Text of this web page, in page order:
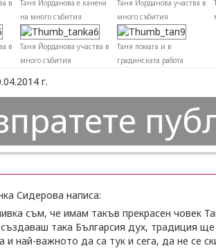
в
Таня Йорданова е канена
на много събития
Таня Йорданова участва в
много събития
в
Таня Йорданова участва в
много събития
Таня помага и в
градинската работа
г.
Сидерова написа:
съм, че имам такъв прекрасен човек
така Българсия дух, традиция
и най-важното да са тук и сега, да не се